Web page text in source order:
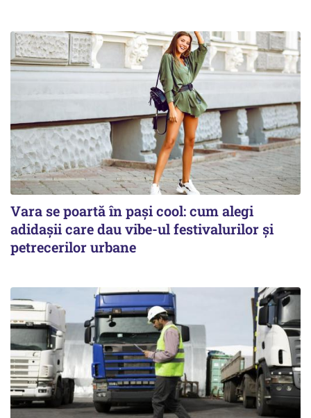
Vara se poartă în pași cool: cum alegi
adidașii care dau vibe-ul festivalurilor și
petrecerilor urbane